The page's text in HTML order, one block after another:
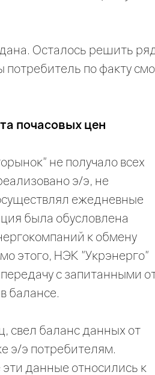
Осталось решить
по факту
почасовых цен
не получало всех
э/э, не
ежедневные
была обусловлена
к обмену
этого, НЭК "Укрэнерго"
с запитанными
балансе.
свел баланс данных от
э/э потребителям.
данные относились к